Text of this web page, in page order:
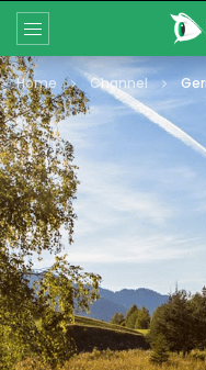
Home Channel